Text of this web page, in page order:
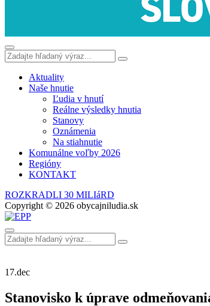
Aktuality
Naše hnutie
Ľudia v hnutí
Reálne výsledky hnutia
Stanovy
Oznámenia
Na stiahnutie
Komunálne voľby 2026
Regióny
KONTAKT
ROZKRADLI 30 MILIáRD
Copyright © 2026 obycajniludia.sk
17.dec
Stanovisko k úprave